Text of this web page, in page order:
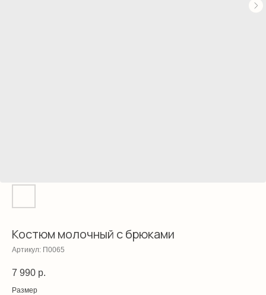
Костюм молочный с брюками
Артикул: П0065
7 990 р.
Размер